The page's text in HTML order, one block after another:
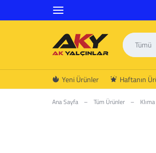
AK
YALÇINLAR
Tümü
Yeni Ürünler Haftanın
Ana Sayfa – Tüm Ürünler –